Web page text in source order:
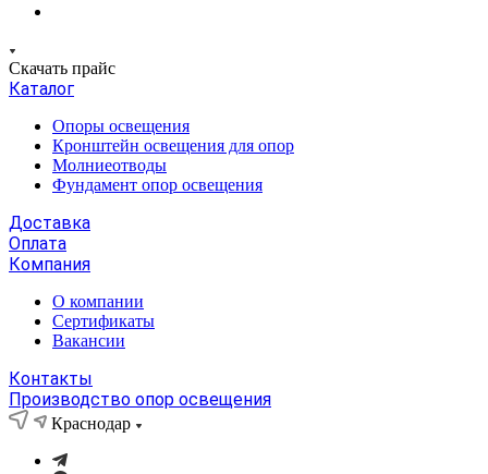
Скачать прайс
Каталог
Опоры освещения
Кронштейн освещения для опор
Молниеотводы
Фундамент опор освещения
Доставка
Оплата
Компания
О компании
Сертификаты
Вакансии
Контакты
Производство опор освещения
Краснодар